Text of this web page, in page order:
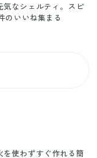
なシェルティ。スピ
のいいね集まる
使わずすぐ作れる簡